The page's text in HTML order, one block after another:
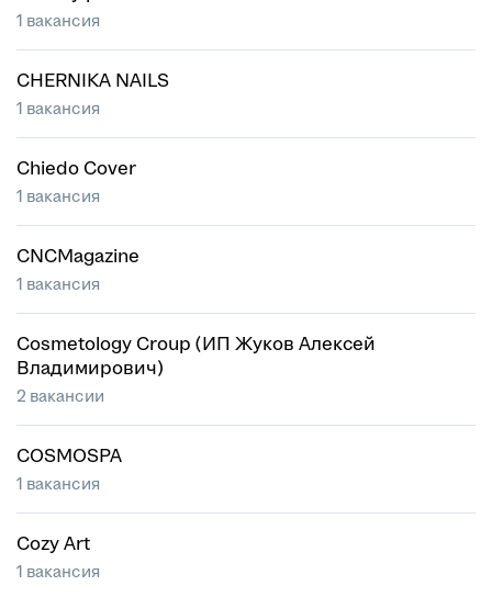
1 вакансия
CHERNIKA NAILS
1 вакансия
Chiedo Cover
1 вакансия
CNCMagazine
1 вакансия
Cosmetology Croup (ИП Жуков Алексей
Владимирович)
2 вакансии
COSMOSPA
1 вакансия
Cozy Art
1 вакансия